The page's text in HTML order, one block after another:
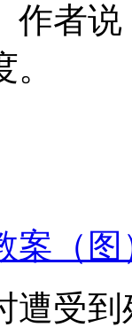
作者
案（图
遭受